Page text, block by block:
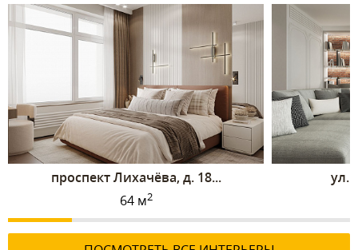
проспект Лихачёва, д. 18...
64 м2
ул.